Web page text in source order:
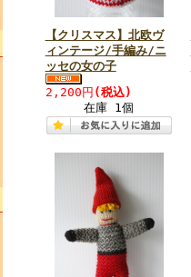
【クリスマス】北欧ヴ
ィンテージ/手編み/ニ
ッセの女の子
2,200円 (税込)
在庫 1個